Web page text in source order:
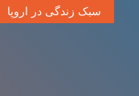
سبک زندگی در اروپا